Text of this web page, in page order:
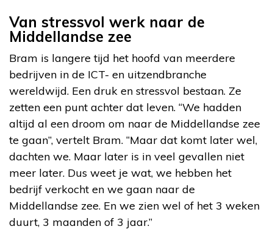
Van stressvol werk naar de
Middellandse zee
Bram is langere tijd het hoofd van meerdere
bedrijven in de ICT- en uitzendbranche
wereldwijd. Een druk en stressvol bestaan. Ze
zetten een punt achter dat leven. “We hadden
altijd al een droom om naar de Middellandse zee
te gaan”, vertelt Bram. “Maar dat komt later wel,
dachten we. Maar later is in veel gevallen niet
meer later. Dus weet je wat, we hebben het
bedrijf verkocht en we gaan naar de
Middellandse zee. En we zien wel of het 3 weken
duurt, 3 maanden of 3 jaar.”